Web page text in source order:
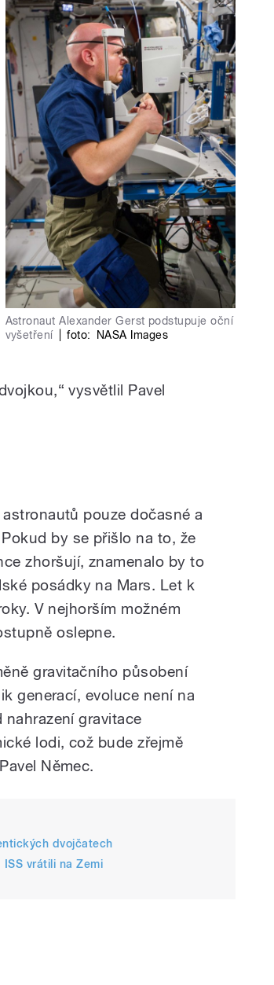
Astronaut Alexander Gerst podstupuje oční
vyšetření
foto: NASA Images
vysvětlil Pavel
pouze dočasné a
by se přišlo na to, že
zhoršují, znamenalo by to
posádky na Mars. Let k
V nejhorším možném
oslepne.
gravitačního působení
generací, evoluce není na
gravitace
lodi, což bude zřejmě
Němec.
dvojčatech
vrátili na Zemi